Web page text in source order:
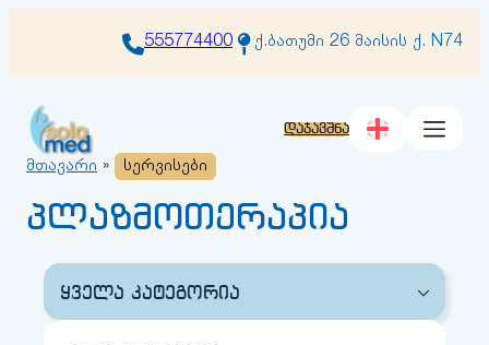
555774400 ქ.ბათუმი 26 მაისის ქ. N74
დაჯავშნა
მთავარი » სერვისები
პლაზმოთერაპია
ყველა კატეგორია